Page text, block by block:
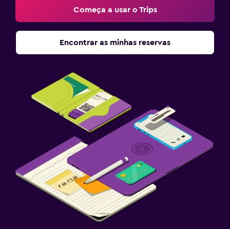
Começa a usar o Trips
Encontrar as minhas reservas